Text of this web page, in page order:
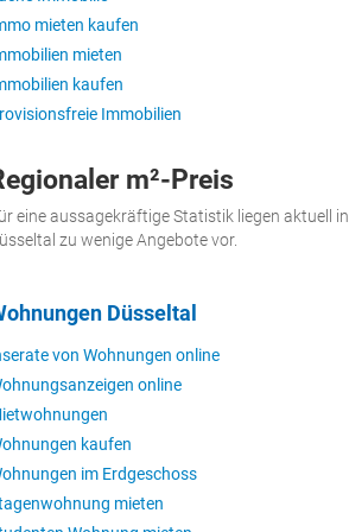
mieten kaufen
mieten
kaufen
Immobilien
m²-Preis
eine aussagekräftige Statistik liegen aktuell in
zu wenige Angebote vor.
Düsseltal
von Wohnungen online
online
kaufen
im Erdgeschoss
mieten